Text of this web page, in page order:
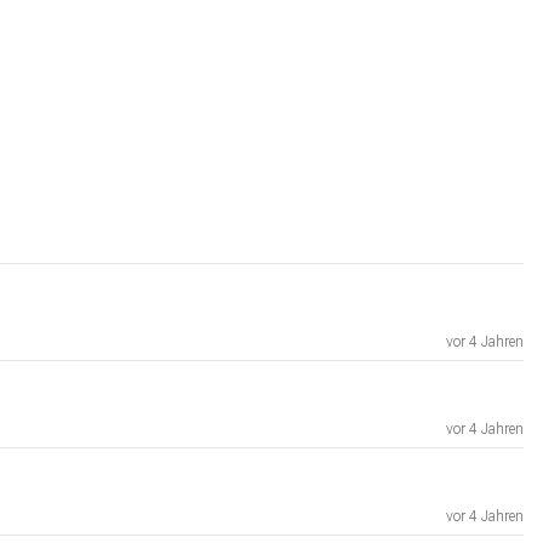
vor 4 Jahren
vor 4 Jahren
vor 4 Jahren